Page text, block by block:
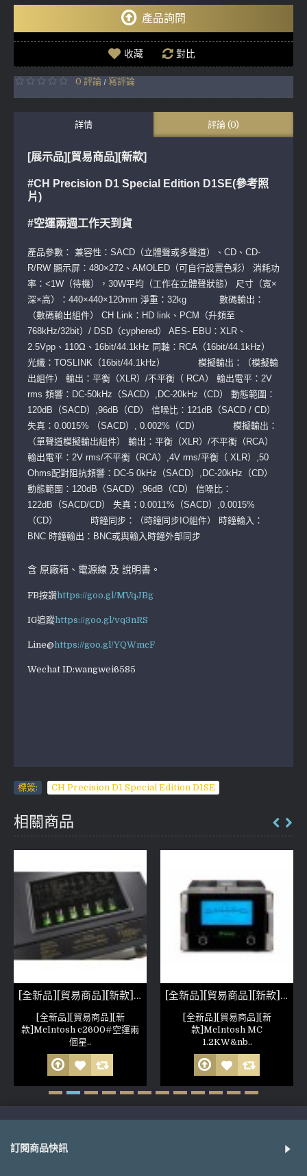
產品詢問
收藏 對比
0 評論 / 寫評論
詳情 評論 (0)
[展示品][貿易商品] [新款]
#CH Precision D1 Special Edition D1SE(參考照
片)
#空運兩週工作天到貨
產品參數： 兼容性：SACD（立體聲或多聲道）、CD、CD-
R/RW 顯示屏：480×272、AMOLED（可自行設置色彩） 消耗功
率：<1W（待機），30W平均（工作在立體聲狀態） 尺寸（寬×
深×高）：440×440×120mm 淨重：32kg 數碼輸出：
（數碼輸出組件） CH Link：HD link、PCM（升頻至
768kHz/32bit）/ DSD（cyphered） AES- EBU：XLR、
2.5Vpp、110Ω、16bit/44.1kHz 同軸：RCA（16bit/44.1kHz）
光纖：TOSLINK（16bit/44.1kHz） 模擬輸出：（模擬輸
出組件） 輸出：平衡（XLR）/不平衡（ RCA） 輸出電平：2V
rms 頻響：DC-50kHz（SACD）,DC-20kHz（CD） 動態範圍：
120dB（SACD）,96dB（CD） 信噪比：121dB（SACD / CD）
失真：0.0015% （SACD）, 0.002%（CD） 模擬輸出：
（單聲道模擬輸出組件） 輸出：平衡（XLR）/不平衡（RCA）
輸出電平：2V rms/不平衡（RCA）,4V rms/平衡（ XLR）,50
Ohms配對阻抗頻響：DC-5 0kHz（SACD）,DC-20kHz（CD）
動態範圍：120dB（SACD）,96dB（CD） 信噪比：
122dB（SACD/CD） 失真：0.0011%（SACD）,0.0015%
（CD） 時鐘同步：（時鐘同步IO組件） 時鐘輸入：
BNC 時鐘輸出：BNC或與輸入時鐘外部同步
含 原廠箱、電源線 及 說明書。
FB按讚https://goo.gl/MVqJBg
IG追蹤https://goo.gl/vq3nRS
Line@https://goo.gl/YQWmcF
Wechat ID:wangwei6585
標簽: CH Precision D1 Special Edition D1SE
相關商品
[全新品][貿易商品][新款]McIntosh c2600
[全新品][貿易商品][新
款]McIntosh c2600#空運兩
個星..
[全新品][貿易商品][新款]McIntosh MC 1.2KW
[全新品][貿易商品][新
款]McIntosh MC
1.2KW&nb..
訂閱商品快訊